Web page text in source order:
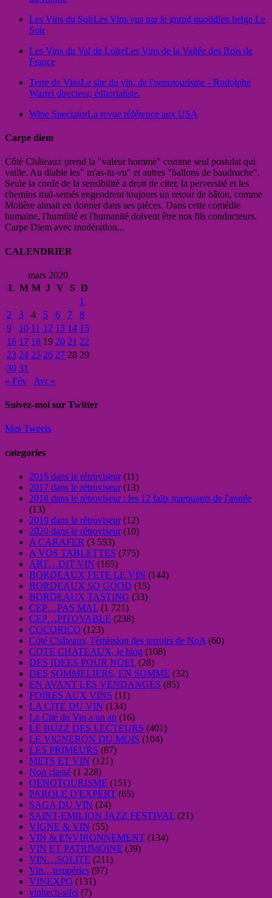
Les Vins du SoirLes Vins vus par le grand quotidien belge Le
Soir
Les Vins du Val de LoireLes Vins de la Vallée des Rois de
France
Terre de VinsLe site du vin, de l'oenotourisme - Rodolphe
Wartel directeur, éditorialiste.
Wine SpectatorLa revue référence aux USA
Carpe diem
Côté Châteaux prend la "valeur homme" comme seul postulat qui
vaille. Au diable les" m'as-tu-vu" et autres "ballons de baudruche".
Seule la corde de la sensibilité a droit de citer, la perversité et les
chemins mal-semés engendrent toujours un retour de bâton, comme
Molière aimait en donner dans ses pièces. Dans cette comédie
humaine, l'humilité et l'humanité doivent être nos fils conducteurs.
Carpe Diem avec modération...
CALENDRIER
mars 2020
L M M J V S D
1
2
3 4 5 6 7
8
9
10 11 12 13 14 15
16 17 18 19 20 21 22
23 24 25 26 27 28 29
30 31
« Fév
Avr »
Suivez-moi sur Twitter
Mes Tweets
categories
2016 dans le rétroviseur(11)
2017 dans le rétroviseur(13)
2018 dans le rétroviseur : les 12 faits marquants de l'année
(13)
2019 dans le rétroviseur(12)
2020 dans le rétroviseur(10)
A CARAFER (3 553)
A VOS TABLETTES (775)
ART…DIT VIN (165)
BORDEAUX FETE LE VIN (144)
BORDEAUX SO GOOD (15)
BORDEAUX TASTING (33)
CEP…PAS MAL (1 721)
CEP…PITOYABLE (238)
COCORICO (123)
Côté Châteaux, l'émission des terroirs de NoA (60)
COTE CHATEAUX, le blog (108)
DES IDEES POUR NOEL (28)
DES SOMMELIERS, EN SOMME (32)
EN AVANT LES VENDANGES (85)
FOIRES AUX VINS (11)
LA CITE DU VIN (134)
La Cité du Vin a un an (16)
LE BUZZ DES LECTEURS (401)
LE VIGNERON DU MOIS (104)
LES PRIMEURS (87)
METS ET VIN (121)
Non classé (1 228)
OENOTOURISME (151)
PAROLE D'EXPERT (65)
SAGA DU VIN (24)
SAINT-EMILION JAZZ FESTIVAL (21)
VIGNE & VIN (55)
VIN & ENVIRONNEMENT (134)
VIN ET PATRIMOINE (39)
VIN…SOLITE (211)
Vin…tempéries (97)
VINEXPO (131)
vinitech-sifel (7)